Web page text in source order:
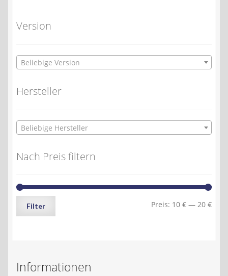
Version
Beliebige Version
Hersteller
Beliebige Hersteller
Nach Preis filtern
Min.
Max.
Filter Preis: 10 € — 20 €
Informationen